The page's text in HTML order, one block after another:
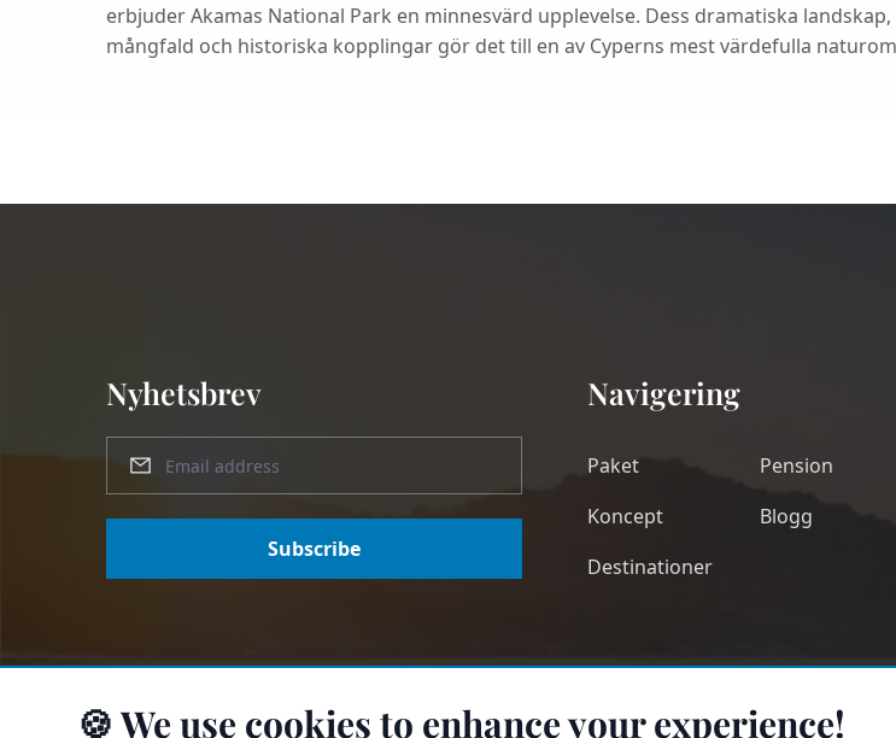
erbjuder Akamas National Park en minnesvärd upplevelse. Dess dramatiska
mångfald och historiska kopplingar gör det till en av Cyperns mest värdefulla
Nyhetsbrev
Subscribe
Navigering
Paket
Koncept
Destinationer
Pension
Blogg
🍪 We use cookies to enhance your experience!